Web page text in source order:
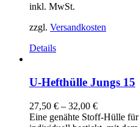
inkl. MwSt.
zzgl. Versandkosten
Details
U-Hefthülle Jungs 15
27,50 € – 32,00 €
Eine genähte Stoff-Hülle